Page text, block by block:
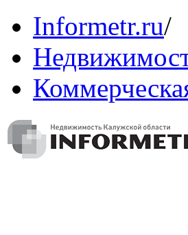
Informetr.ru/